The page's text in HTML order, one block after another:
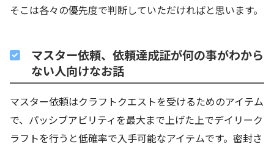
そこは各々の優先度で判断していただければと思います。
マスター依頼、依頼達成証が何の事がわから
ない人向けなお話
マスター依頼はクラフトクエストを受けるためのアイテム
で、パッシブアビリティを最大まで上げた上でデイリーク
ラフトを行うと低確率で入手可能なアイテムです。密封さ